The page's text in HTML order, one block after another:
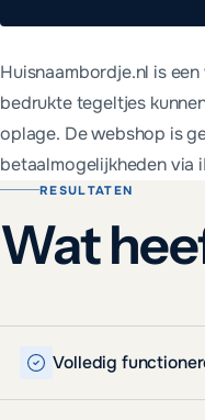
Huisnaambordje.nl is
bedrukte tegeltjes
oplage. De webshop is
betaalmogelijkheden via
RESULTATEN
Wat
Volledig